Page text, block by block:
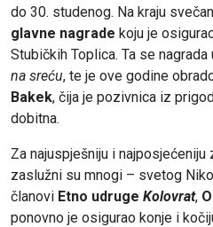
do 30. studenog. Na kraju
glavne nagrade koju je
Stubičkih Toplica. Ta se
na sreću, te je ove godine
Bakek, čija je pozivnica iz
dobitna.
Za najuspješniju i
zaslužni su mnogi – svetog
članovi Etno udruge Kolovrat,
ponovno je osigurao konje i